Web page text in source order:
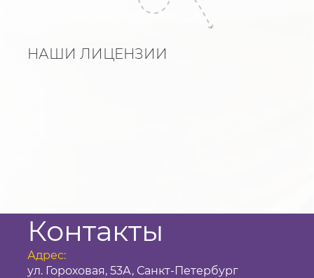
НАШИ ЛИЦЕНЗИИ
Контакты
Адрес:
ул. Гороховая, 53А, Санкт-Петербург